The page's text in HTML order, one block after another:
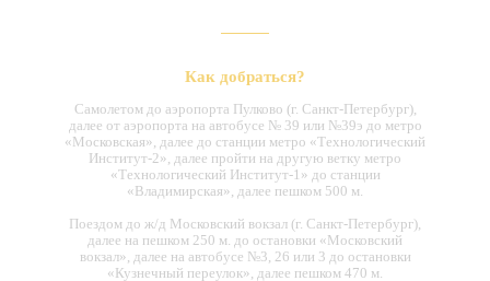
Как добраться?
Самолетом до аэропорта Пулково (г. Санкт-Петербург),
далее от аэропорта на автобусе № 39 или №39э до метро
«Московская», далее до станции метро «Технологический
Институт-2», далее пройти на другую ветку метро
«Технологический Институт-1» до станции
«Владимирская», далее пешком 500 м.
Поездом до ж/д Московский вокзал (г. Санкт-Петербург),
далее на пешком 250 м. до остановки «Московский
вокзал», далее на автобусе №3, 26 или 3 до остановки
«Кузнечный переулок», далее пешком 470 м.